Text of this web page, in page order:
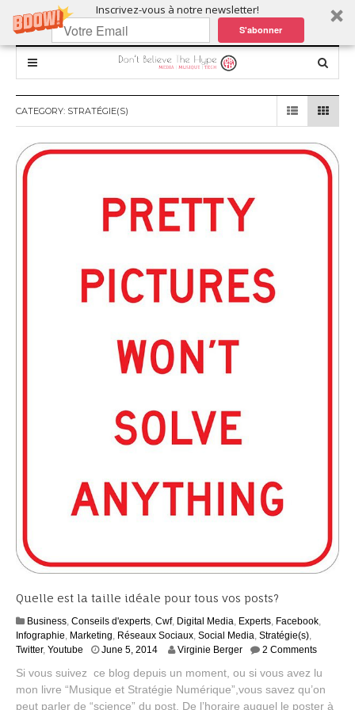
Inscrivez-vous à notre newsletter!
S'abonner
CATEGORY: STRATÉGIE(S)
Quelle est la taille idéale pour tous vos posts?
Business, Conseils d'experts, Cwf, Digital Media, Experts, Facebook,
Infographie, Marketing, Réseaux Sociaux, Social Media, Stratégie(s),
Twitter, Youtube June 5, 2014A
g
u
s
Virginie Berger 2 Comments
Si vous suivez ce blog depuis un moment, ou si vous avez lu
mon livre “Musique et Stratégie Numérique”,vous savez qu’on
peut parler de “science” du post. De l’horaire auquel le poster à